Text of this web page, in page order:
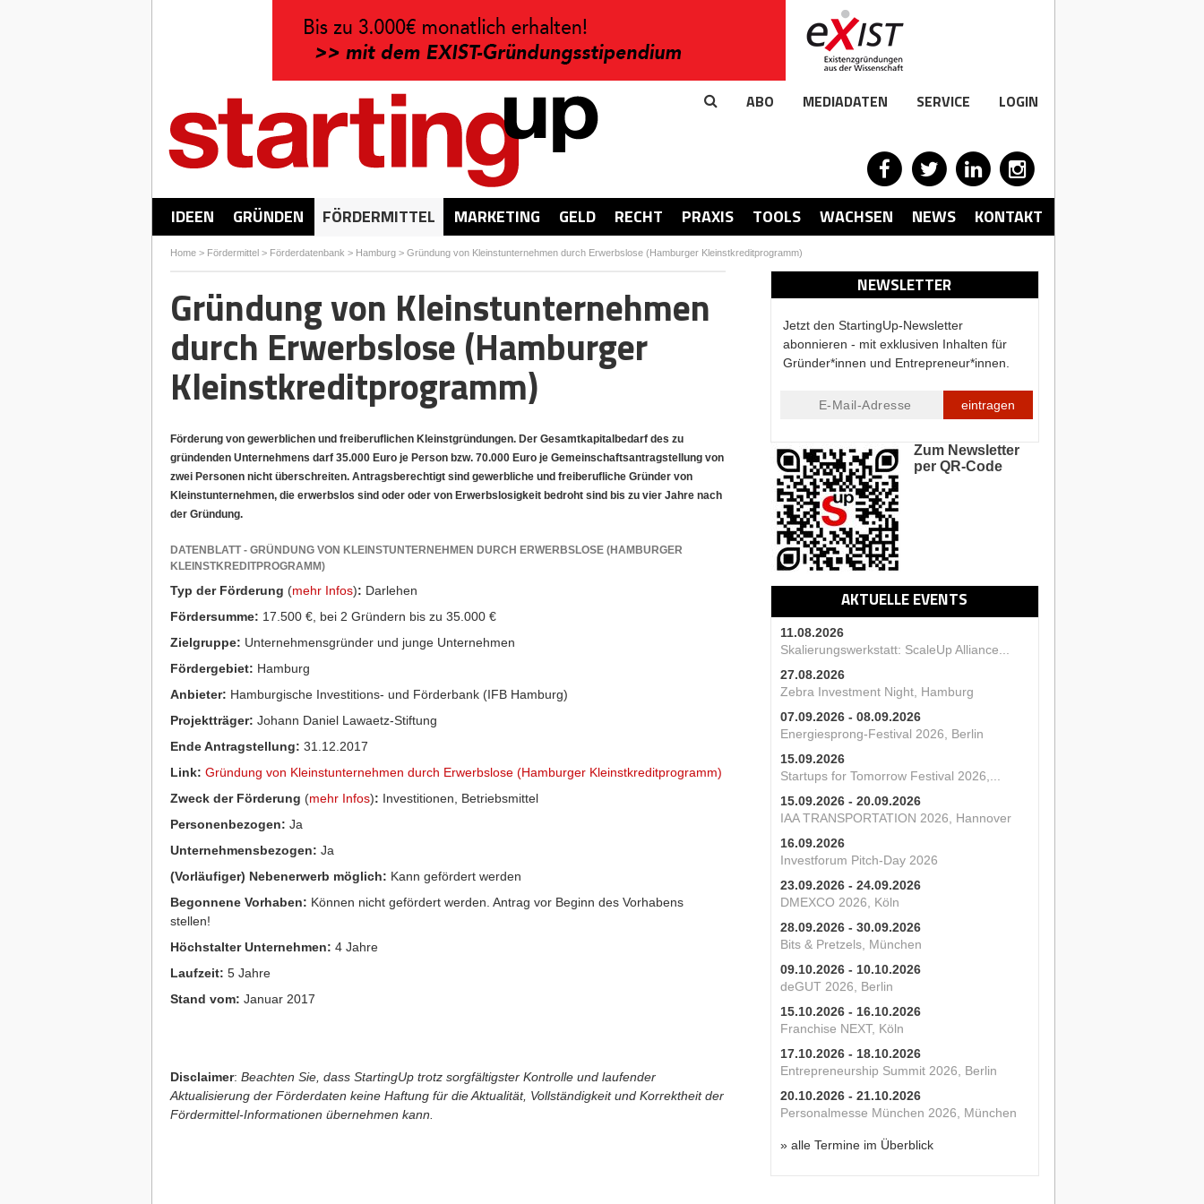
ABO MEDIADATEN SERVICE LOGIN
IDEEN GRÜNDEN FÖRDERMITTEL MARKETING GELD RECHT PRAXIS TOOLS WACHSEN NEWS KONTAKT
Home> Fördermittel> Förderdatenbank > Hamburg> Gründung von Kleinstunternehmen durch Erwerbslose (Hamburger Kleinstkreditprogramm)
NEWSLETTER
Jetzt den StartingUp-Newsletter
abonnieren - mit exklusiven Inhalten für
Gründer*innen und Entrepreneur*innen.
eintragen
Zum Newsletter
per QR-Code
AKTUELLE EVENTS
11.08.2026
Skalierungswerkstatt: ScaleUp Alliance...
27.08.2026
Zebra Investment Night, Hamburg
07.09.2026 - 08.09.2026
Energiesprong-Festival 2026, Berlin
15.09.2026
Startups for Tomorrow Festival 2026,...
15.09.2026 - 20.09.2026
IAA TRANSPORTATION 2026, Hannover
16.09.2026
Investforum Pitch-Day 2026
23.09.2026 - 24.09.2026
DMEXCO 2026, Köln
28.09.2026 - 30.09.2026
Bits & Pretzels, München
09.10.2026 - 10.10.2026
deGUT 2026, Berlin
15.10.2026 - 16.10.2026
Franchise NEXT, Köln
17.10.2026 - 18.10.2026
Entrepreneurship Summit 2026, Berlin
20.10.2026 - 21.10.2026
Personalmesse München 2026, München
» alle Termine im Überblick
Gründung von Kleinstunternehmen
durch Erwerbslose (Hamburger
Kleinstkreditprogramm)
Förderung von gewerblichen und freiberuflichen Kleinstgründungen. Der Gesamtkapitalbedarf des zu
gründenden Unternehmens darf 35.000 Euro je Person bzw. 70.000 Euro je Gemeinschaftsantragstellung von
zwei Personen nicht überschreiten. Antragsberechtigt sind gewerbliche und freiberufliche Gründer von
Kleinstunternehmen, die erwerbslos sind oder oder von Erwerbslosigkeit bedroht sind bis zu vier Jahre nach
der Gründung.
DATENBLATT - GRÜNDUNG VON KLEINSTUNTERNEHMEN DURCH ERWERBSLOSE (HAMBURGER
KLEINSTKREDITPROGRAMM)
Typ der Förderung (mehr Infos): Darlehen
Fördersumme: 17.500 €, bei 2 Gründern bis zu 35.000 €
Zielgruppe: Unternehmensgründer und junge Unternehmen
Fördergebiet: Hamburg
Anbieter: Hamburgische Investitions- und Förderbank (IFB Hamburg)
Projektträger: Johann Daniel Lawaetz-Stiftung
Ende Antragstellung: 31.12.2017
Link: Gründung von Kleinstunternehmen durch Erwerbslose (Hamburger Kleinstkreditprogramm)
Zweck der Förderung (mehr Infos): Investitionen, Betriebsmittel
Personenbezogen: Ja
Unternehmensbezogen: Ja
(Vorläufiger) Nebenerwerb möglich: Kann gefördert werden
Begonnene Vorhaben: Können nicht gefördert werden. Antrag vor Beginn des Vorhabens
stellen!
Höchstalter Unternehmen: 4 Jahre
Laufzeit: 5 Jahre
Stand vom: Januar 2017
Disclaimer: Beachten Sie, dass StartingUp trotz sorgfältigster Kontrolle und laufender
Aktualisierung der Förderdaten keine Haftung für die Aktualität, Vollständigkeit und Korrektheit der
Fördermittel-Informationen übernehmen kann.